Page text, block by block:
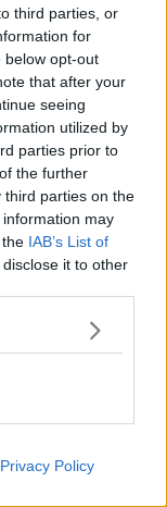
third parties, or
for
below opt-out
that after your
seeing
utilized by
parties prior to
the further
third parties on the
information may
IAB’s List of
it to other
Privacy Policy
complessità
dei
umana
BLU
sui traghetti
che decidono le
traghetti​
la terra